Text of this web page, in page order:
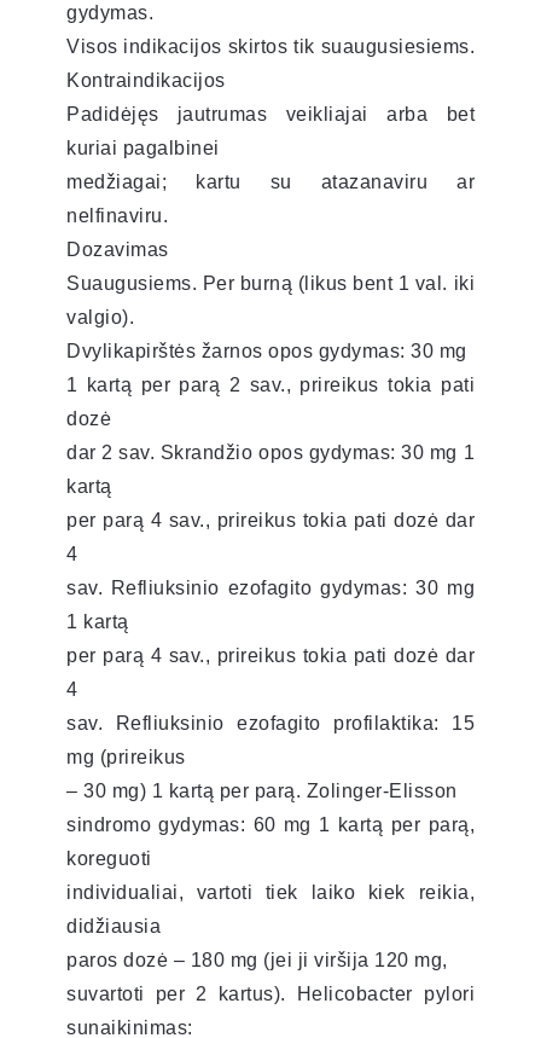
gydymas.
Visos indikacijos skirtos tik suaugusiesiems.
Kontraindikacijos
Padidėjęs jautrumas veikliajai arba bet
kuriai pagalbinei
medžiagai; kartu su atazanaviru ar
nelfinaviru.
Dozavimas
Suaugusiems. Per burną (likus bent 1 val. iki
valgio).
Dvylikapirštės žarnos opos gydymas: 30 mg
1 kartą per parą 2 sav., prireikus tokia pati
dozė
dar 2 sav. Skrandžio opos gydymas: 30 mg 1
kartą
per parą 4 sav., prireikus tokia pati dozė dar
4
sav. Refliuksinio ezofagito gydymas: 30 mg
1 kartą
per parą 4 sav., prireikus tokia pati dozė dar
4
sav. Refliuksinio ezofagito profilaktika: 15
mg (prireikus
– 30 mg) 1 kartą per parą. Zolinger-Elisson
sindromo gydymas: 60 mg 1 kartą per parą,
koreguoti
individualiai, vartoti tiek laiko kiek reikia,
didžiausia
paros dozė – 180 mg (jei ji viršija 120 mg,
suvartoti per 2 kartus). Helicobacter pylori
sunaikinimas: